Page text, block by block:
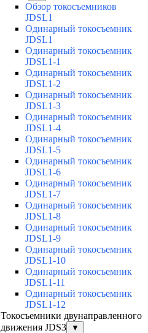
Обзор токосъемников
JDSL1
Одинарный токосъемник
JDSL1
Одинарный токосъемник
JDSL1-1
Одинарный токосъемник
JDSL1-2
Одинарный токосъемник
JDSL1-3
Одинарный токосъемник
JDSL1-4
Одинарный токосъемник
JDSL1-5
Одинарный токосъемник
JDSL1-6
Одинарный токосъемник
JDSL1-7
Одинарный токосъемник
JDSL1-8
Одинарный токосъемник
JDSL1-9
Одинарный токосъемник
JDSL1-10
Одинарный токосъемник
JDSL1-11
Одинарный токосъемник
JDSL1-12
Токосъемники двунаправленного
движения JDS3
▼